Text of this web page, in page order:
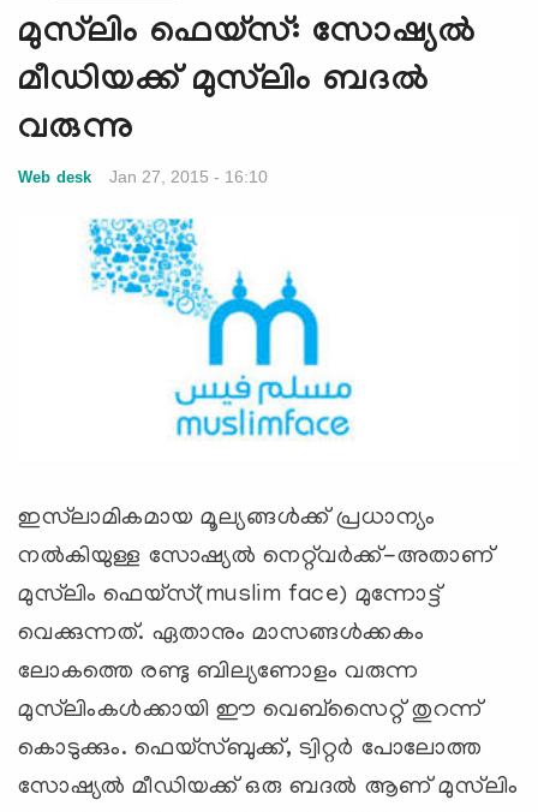
a
v
i
a
i
മുസ്‍ലിം ഫെയ്സ്: സോഷ്യല്‍
മീഡിയക്ക് മുസ്‍ലിം ബദല്‍
വരുന്നു
Web desk Jan 27, 2015 - 16:10
ഇസ്‍ലാമികമായ മൂല്യങ്ങള്‍ക്ക് പ്രധാന്യം
നല്‍കിയുള്ള സോഷ്യല്‍ നെറ്റ്‍വര്‍ക്ക്-അതാണ്
മുസ്‍ലിം ഫെയ്സ്(muslim face) മുന്നോട്ട്
വെക്കുന്നത്. ഏതാനും മാസങ്ങള്‍ക്കകം
ലോകത്തെ രണ്ടു ബില്യണോളം വരുന്ന
മുസ്‍ലിംകള്‍ക്കായി ഈ വെബ്സൈറ്റ് തുറന്ന്
കൊടുക്കും. ഫെയ്സ്ബുക്ക്, ട്വിറ്റര്‍ പോലോത്ത
സോഷ്യല്‍ മീഡിയക്ക് ഒരു ബദല്‍ ആണ് മുസ്‍ലിം